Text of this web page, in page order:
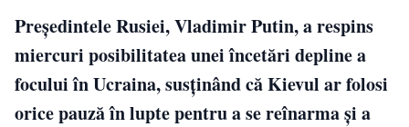
Președintele Rusiei, Vladimir Putin, a respins
miercuri posibilitatea unei încetări depline a
focului în Ucraina, susținând că Kievul ar folosi
orice pauză în lupte pentru a se reînarma și a